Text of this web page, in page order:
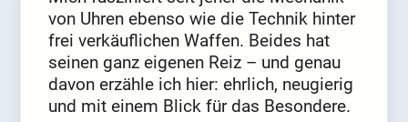
von Uhren ebenso wie die Technik hinter
frei verkäuflichen Waffen. Beides hat
seinen ganz eigenen Reiz – und genau
davon erzähle ich hier: ehrlich, neugierig
und mit einem Blick für das Besondere.